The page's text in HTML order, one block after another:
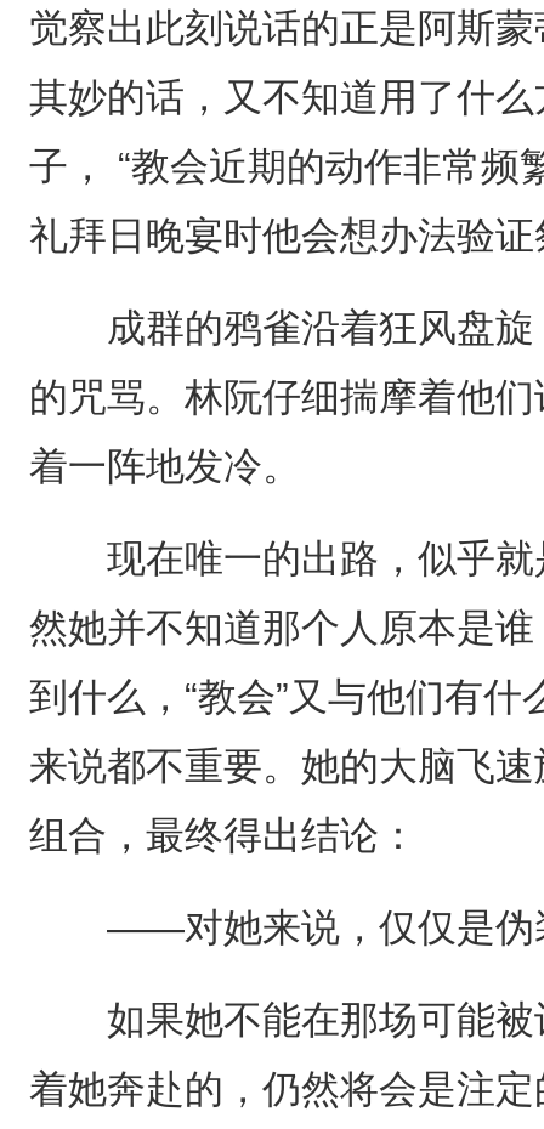
觉察出此刻说话的正是阿斯
其妙的话，又不知道用了什
子， “教会近期的动作非常频
礼拜日晚宴时他会想办法验证
成群的鸦雀沿着狂风盘旋
的咒骂。林阮仔细揣摩着他
着一阵地发冷。
现在唯一的出路，似乎就
然她并不知道那个人原本是
到什么，“教会”又与他们有
来说都不重要。她的大脑飞
组合，最终得出结论：
——对她来说，仅仅是伪装
如果她不能在那场可能被
着她奔赴的，仍然将会是注